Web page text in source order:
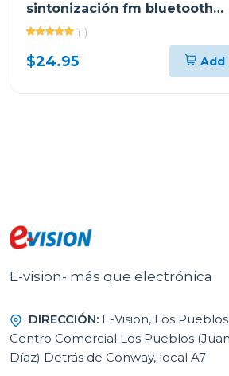
sintonización fm bluetooth
dorado (1)
$24.95 Add
E-vision- más que electrónica
DIRECCIÓN: E-Vision, Los Pueblos
Centro Comercial Los Pueblos (Juan
Díaz) Detrás de Conway, local A7